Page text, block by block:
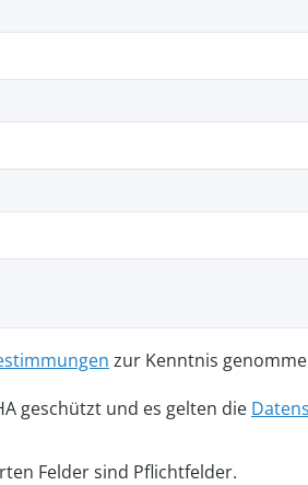
zur Kenntnis
geschützt und es gelten die
Felder sind Pflichtfelder.